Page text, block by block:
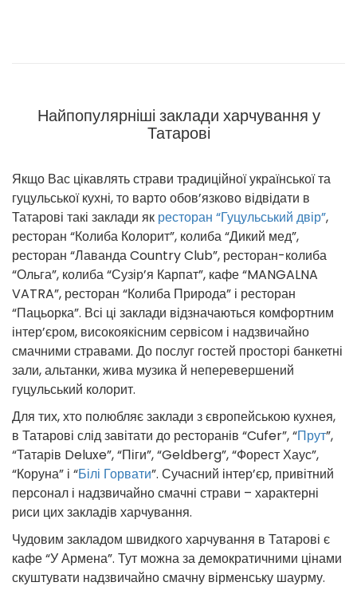
Найпопулярніші заклади харчування у
Татарові
Якщо Вас цікавлять страви традиційної української та
гуцульської кухні, то варто обов’язково відвідати в
Татарові такі заклади як ресторан “Гуцульський двір”,
ресторан “Колиба Колорит”, колиба “Дикий мед”,
ресторан “Лаванда Country Club”, ресторан-колиба
“Ольга”, колиба “Сузір’я Карпат”, кафе “MANGALNA
VATRA”, ресторан “Колиба Природа” і ресторан
“Пацьорка”. Всі ці заклади відзначаються комфортним
інтер’єром, високоякісним сервісом і надзвичайно
смачними стравами. До послуг гостей просторі банкетні
зали, альтанки, жива музика й неперевершений
гуцульський колорит.
Для тих, хто полюбляє заклади з європейською кухнея,
в Татарові слід завітати до ресторанів “Cufer”, “Прут”,
“Татарів Deluxe”, “Піги”, “Geldberg”, “Форест Хаус”,
“Коруна” і “Білі Горвати”. Сучасний інтер’єр, привітний
персонал і надзвичайно смачні страви – характерні
риси цих закладів харчування.
Чудовим закладом швидкого харчування в Татарові є
кафе “У Армена”. Тут можна за демократичними цінами
скуштувати надзвичайно смачну вірменську шаурму.